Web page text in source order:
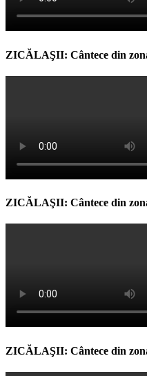
ZICĂLAŞII: Cântece din
ZICĂLAŞII: Cântece din
ZICĂLAŞII: Cântece din